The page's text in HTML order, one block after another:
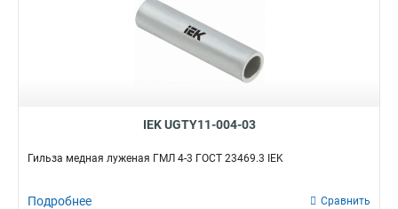
IEK UGTY11-004-03
Гильза медная луженая ГМЛ 4-3 ГОСТ 23469.3 IEK
Подробнее Сравнить